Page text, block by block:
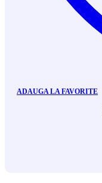
ADAUGA LA FAVORITE